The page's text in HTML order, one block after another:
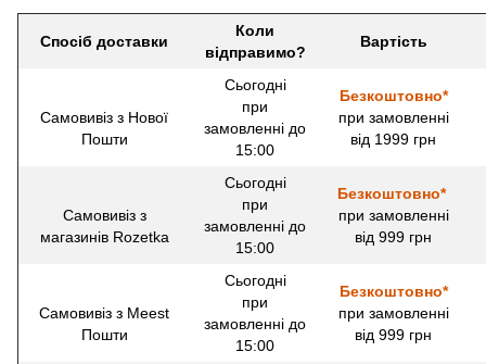
Спосіб доставки
Коли
відправимо?
Вартість
Самовивіз з Нової
Пошти
Сьогодні
при
замовленні до
15:00
Безкоштовно*
при замовленні
від 1999 грн
Самовивіз з
магазинів Rozetka
Сьогодні
при
замовленні до
15:00
Безкоштовно*
при замовленні
від 999 грн
Самовивіз з Meest
Пошти
Сьогодні
при
замовленні до
15:00
Безкоштовно*
при замовленні
від 999 грн